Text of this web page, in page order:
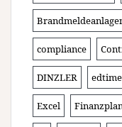
compliance
DINZLER edtime
Excel